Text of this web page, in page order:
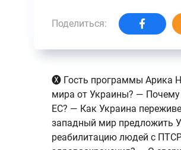
Поделиться:
🅧 Гость программы Арика
мира от Украины? — Почему
ЕС? — Как Украина
западный мир предложить
реабилитацию людей с